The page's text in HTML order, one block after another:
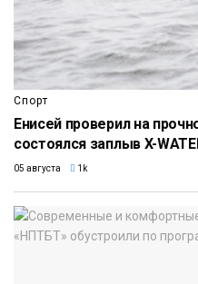
Спорт
Енисей проверил на
состоялся заплыв X-
05 августа 1k